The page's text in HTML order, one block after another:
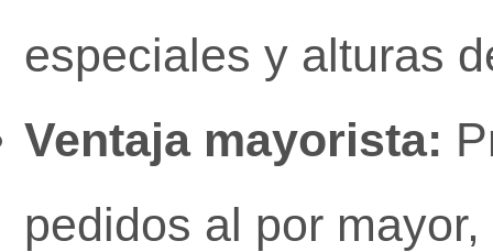
especiales y alturas
Ventaja mayorista:
pedidos al por